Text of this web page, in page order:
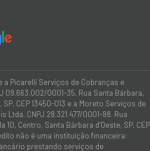
a Picarelli Serviços de Cobranças e
09.663.002/0001-35. Rua Santa Bárbara,
CEP 13450-013 e a Moreto Serviços de
CNPJ 28.321.477/0001-98. Rua
10, Centro, Santa Bárbara d’Oeste, SP, CEP
não é uma instituição financeira:
prestando serviços de